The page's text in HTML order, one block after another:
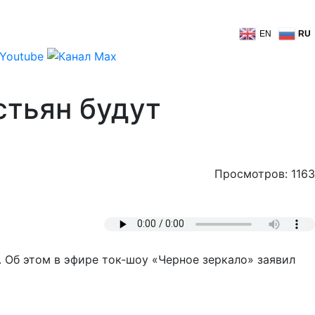
EN RU
будут
Просмотров: 1163
этом в эфире ток-шоу «Черное зеркало» заявил